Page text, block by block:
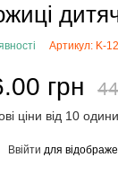
Артикул: K-
грн
ціни від 10
Ввійти для